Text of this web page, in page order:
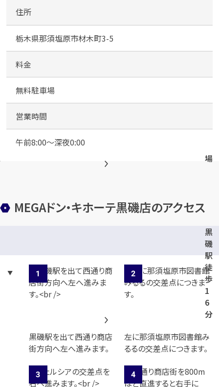
最短
します
まずはお電話で無料査定
始除く)
メールで無料相談する
ン
キ
ー
場
住所
栃木県那須塩原市材木町3-5
料金
無料駐車場
営業時間
午前8:00～深夜0:00
MEGAドン・キホーテ黒磯店のアクセス
黒
磯
駅
徒
歩
1
6
分
黒磯駅を出て西通り商店
街方向へ左へ進みます。
左に那須塩原市図書館み
るるの交差点につきます。